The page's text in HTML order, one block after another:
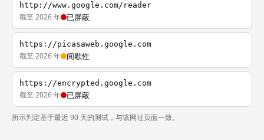
http://www.google.com/reader
截至 2026 年 已屏蔽
https://picasaweb.google.com
截至 2026 年 间歇性
https://encrypted.google.com
截至 2026 年 已屏蔽
所示判定基于最近 90 天的测试，与该网址页面一致。